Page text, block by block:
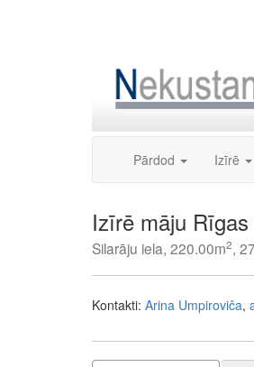
Pārdod Izīrē
Izīrē māju
Silarāju iela, 220.00m2,
Kontakti: Arina Umpiroviča